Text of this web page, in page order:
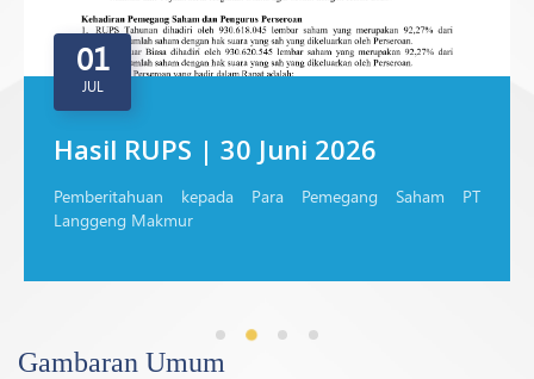
01
JUL
Hasil RUPS | 30 Juni 2026
Pemberitahuan kepada Para Pemegang Saham PT
Langgeng Makmur
Gambaran Umum